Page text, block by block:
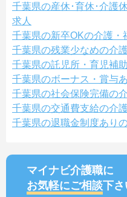
千葉県の産休･育休･介護
求人
千葉県の新卒OKの介護・
千葉県の残業少なめの介
千葉県の託児所・育児補
千葉県のボーナス・賞与
千葉県の社会保険完備の
千葉県の交通費支給の介
千葉県の退職金制度あり
マイナビ介護職に
お気軽にご相談下さ